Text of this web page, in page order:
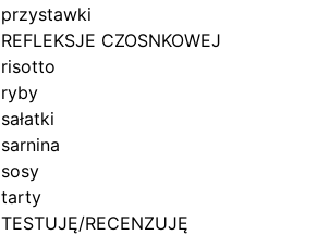
przystawki
REFLEKSJE CZOSNKOWEJ
risotto
ryby
sałatki
sarnina
sosy
tarty
TESTUJĘ/RECENZUJĘ